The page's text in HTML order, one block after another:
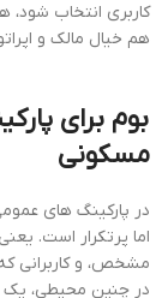
کاربری انتخاب
هم خیال مالک و
بوم برای
مسکونی
در پارکینگ های
اما پرتکرار است.
مشخص، و کاربرانی
در چنین محیطی، یک